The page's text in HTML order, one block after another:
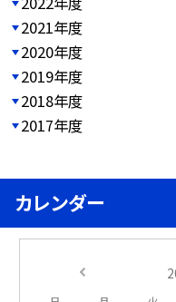
2021年度
2020年度
2019年度
2018年度
2017年度
カレンダー